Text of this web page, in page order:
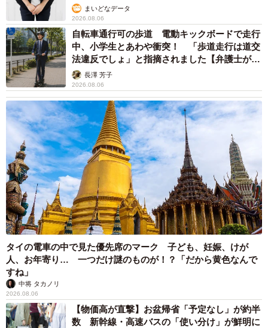
まいどなデータ
2026.08.06
自転車通行可の歩道 電動キックボードで走行
中、小学生とあわや衝突！ 「歩道走行は道交
法違反でしょ」と指摘されました【弁護士が解
説】長澤 芳子
2026.08.06
タイの電車の中で見た優先席のマーク 子ども、妊娠、けが
人、お年寄り… 一つだけ謎のものが！？「だから黄色なんで
すね」
中将 タカノリ
2026.08.06
【物価高が直撃】お盆帰省「予定なし」が約半
数 新幹線・高速バスの「使い分け」が鮮明に